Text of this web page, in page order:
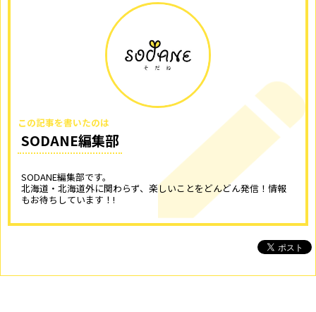
この記事を書いたのは
SODANE編集部
SODANE編集部です。
北海道・北海道外に関わらず、楽しいことをどんどん発信！情報
もお待ちしています！!